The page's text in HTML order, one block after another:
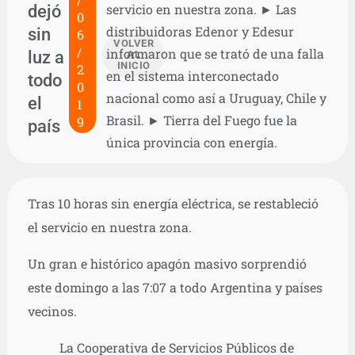
dejó
sin
luz a
todo
el
país
0
6
/
2
0
1
9
VOLVER
AL
INICIO
servicio en nuestra zona. ► Las
distribuidoras Edenor y Edesur
informaron que se trató de una falla
en el sistema interconectado
nacional como así a Uruguay, Chile y
Brasil. ► Tierra del Fuego fue la
única provincia con energía.
Tras 10 horas sin energía eléctrica, se restableció
el servicio en nuestra zona.
Un gran e histórico apagón masivo sorprendió
este domingo a las 7:07 a todo Argentina y países
vecinos.
La Cooperativa de Servicios Públicos de